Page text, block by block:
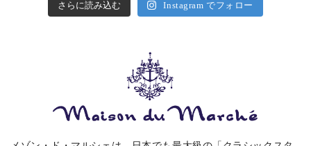
さらに読み込む Instagram でフォロー